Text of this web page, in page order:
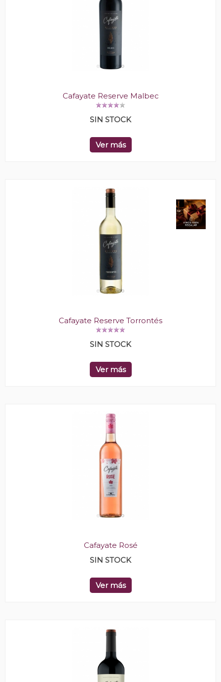
Cafayate Reserve Malbec
SIN STOCK
Ver más
Cafayate Reserve Torrontés
SIN STOCK
Ver más
Cafayate Rosé
SIN STOCK
Ver más